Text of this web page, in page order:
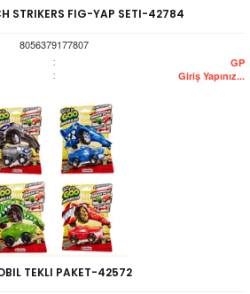
STRIKERS FIG-YAP SETI-42784
8056379177807
: GP
: Giriş Yapınız...
TEKLI PAKET-42572